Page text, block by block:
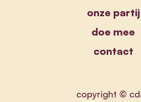
onze partij
doe mee
contact
copyright ©